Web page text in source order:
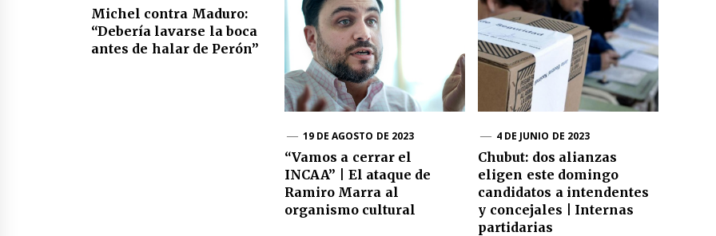
Michel contra Maduro:
“Debería lavarse la boca
antes de halar de Perón”
19 DE AGOSTO DE 2023
“Vamos a cerrar el
INCAA” | El ataque de
Ramiro Marra al
organismo cultural
4 DE JUNIO DE 2023
Chubut: dos alianzas
eligen este domingo
candidatos a intendentes
y concejales | Internas
partidarias